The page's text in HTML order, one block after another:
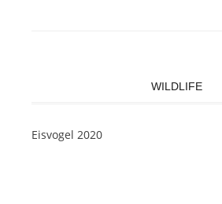
WILDLIFE
Eisvogel 2020